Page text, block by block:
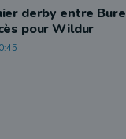
derby entre Bure
pour Wildur